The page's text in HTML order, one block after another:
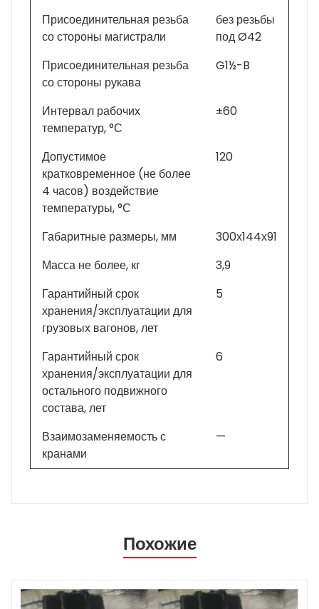
Присоединительная резьба
со стороны магистрали
без резьбы
под Ø42
Присоединительная резьба
со стороны рукава
G1½-B
Интервал рабочих
температур, °С
±60
Допустимое
кратковременное (не более
4 часов) воздействие
температуры, °С
120
Габаритные размеры, мм
300х144х91
Масса не более, кг
3,9
Гарантийный срок
хранения/эксплуатации для
грузовых вагонов, лет
5
Гарантийный срок
хранения/эксплуатации для
остального подвижного
состава, лет
6
Взаимозаменяемость с
кранами
—
Похожие